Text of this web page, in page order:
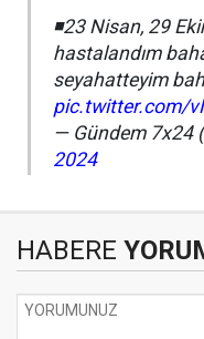
◾️23 Nisan, 29
hastalandım
seyahatteyim
pic.twitter.com/
— Gündem 7x24
2024
HABERE